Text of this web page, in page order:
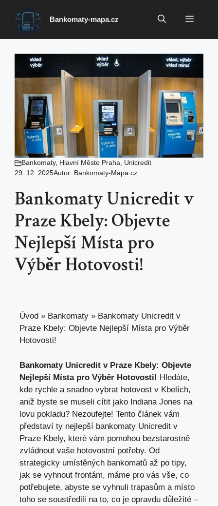
obsah
Bankomaty-mapa.cz Menu
Bankomaty, Hlavní Město Praha, Unicredit
29. 12. 2025Autor: Bankomaty-Mapa.cz
Bankomaty Unicredit v
Praze Kbely: Objevte
Nejlepší Místa pro
Výběr Hotovosti!
Úvod » Bankomaty » Bankomaty Unicredit v
Praze Kbely: Objevte Nejlepší Místa pro Výběr
Hotovosti!
Bankomaty Unicredit v Praze Kbely: Objevte
Nejlepší Místa pro Výběr Hotovosti! Hledáte,
kde rychle a snadno vybrat hotovost v Kbelích,
aniž byste se museli cítit jako Indiana Jones na
lovu pokladu? Nezoufejte! Tento článek vám
představí ty nejlepší bankomaty Unicredit v
Praze Kbely, které vám pomohou bezstarostně
zvládnout vaše hotovostní potřeby. Od
strategicky umístěných bankomatů až po tipy,
jak se vyhnout frontám, máme pro vás vše, co
potřebujete, abyste se vyhnuli trapasům a místo
toho se soustředili na to, co je opravdu důležité –